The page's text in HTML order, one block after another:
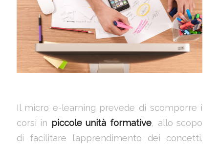
Il micro e-learning prevede di scomporre i
corsi in piccole unità formative, allo scopo
di facilitare l’apprendimento dei concetti.